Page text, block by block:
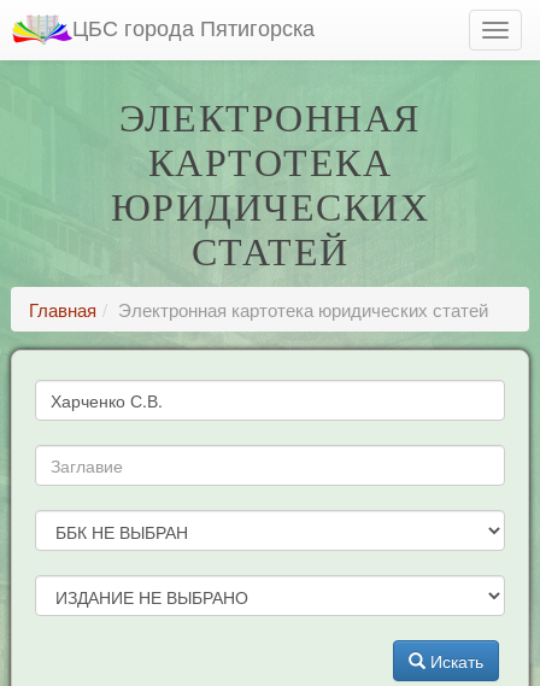
ЦБС города Пятигорска
ЭЛЕКТРОННАЯ
КАРТОТЕКА
ЮРИДИЧЕСКИХ
СТАТЕЙ
Главная Электронная картотека юридических статей
Искать